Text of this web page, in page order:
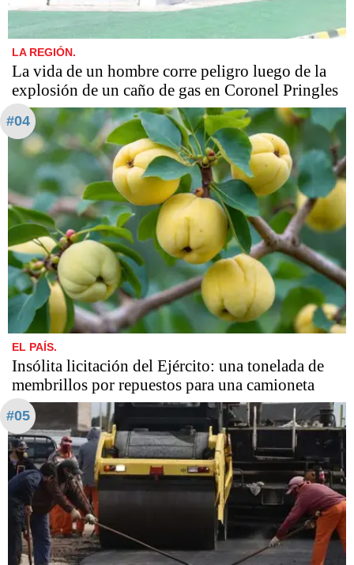
LA REGIÓN.
La vida de un hombre corre peligro luego de la
explosión de un caño de gas en Coronel Pringles
#04
EL PAÍS.
Insólita licitación del Ejército: una tonelada de
membrillos por repuestos para una camioneta
#05